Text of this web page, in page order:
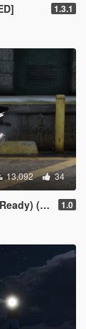
1.3.1
13,092 34
(Add-on) 1.0